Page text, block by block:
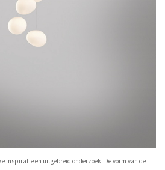
inspiratie en uitgebreid onderzoek. De vorm van de